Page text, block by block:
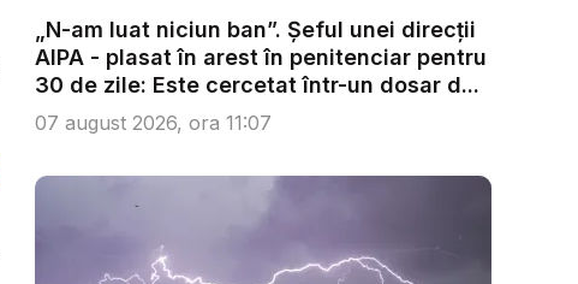
„N-am luat niciun ban”. Șeful unei direcții
AIPA - plasat în arest în penitenciar pentru
30 de zile: Este cercetat într-un dosar d...
07 august 2026, ora 11:07